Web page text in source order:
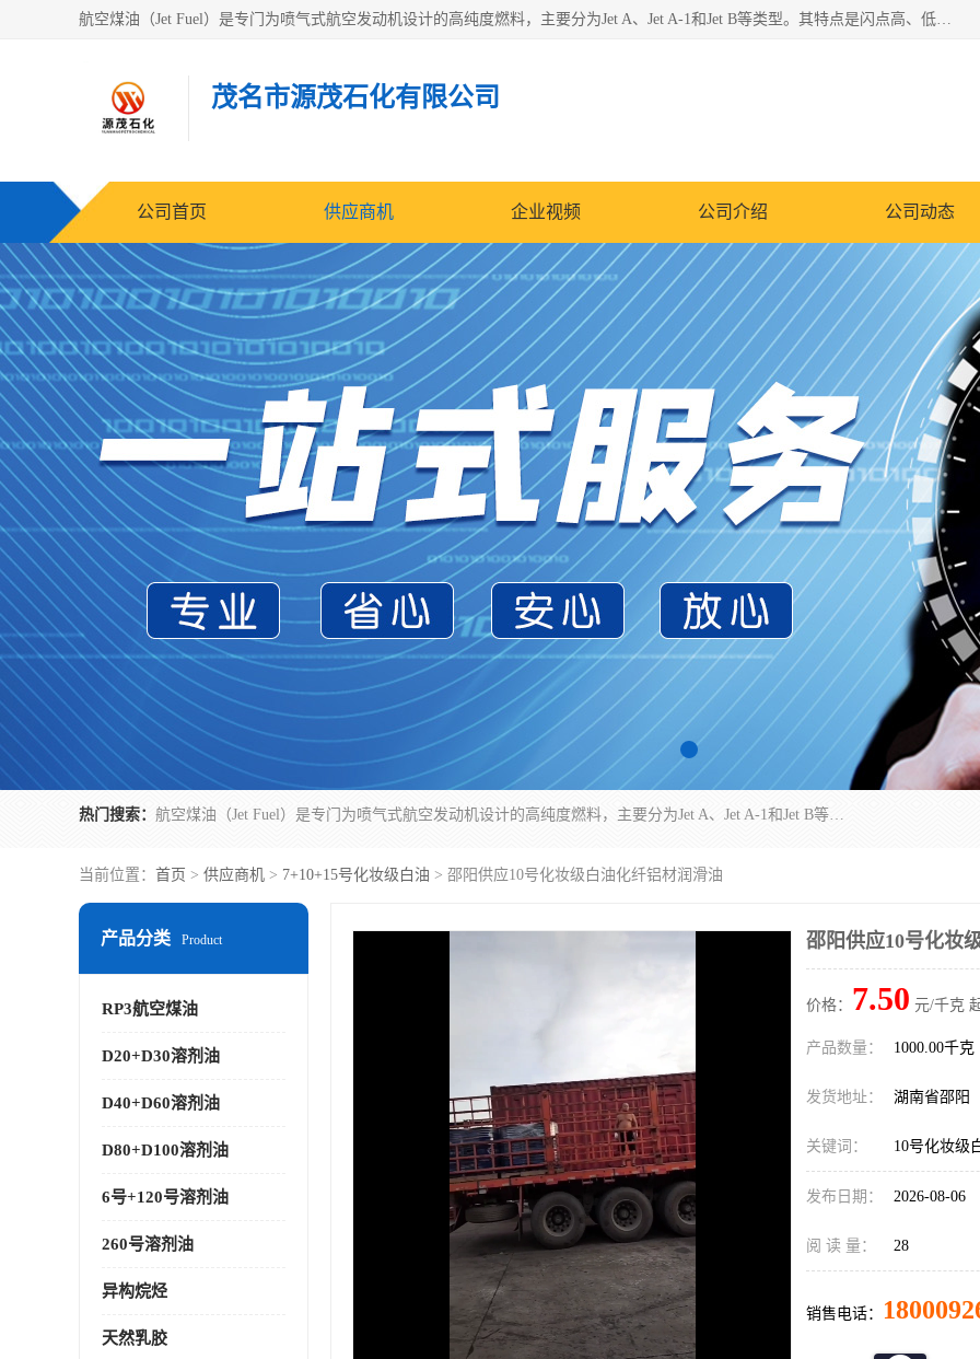
航空煤油（Jet Fuel）是专门为喷气式航空发动机设计的高纯度燃料，主要分为Jet A、Jet A-1和Jet B等类型。其特点是闪点高、低温流动性好，并添加了抗静电剂和抗氧化剂以确保飞行安全。航空煤油需
茂名市源茂石化有限公司
公司首页 供应商机 企业视频 公司介绍 公司动态
热门搜索： 航空煤油（Jet Fuel）是专门为喷气式航空发动机设计的高纯度燃料，主要分为Jet A、Jet A-1和Jet B等类型。其特点是闪点高、低温流动性好，并添加了抗静电剂和抗氧化剂以确保飞行安全。航空煤油需
当前位置： 首页 > 供应商机 > 7+10+15号化妆级白油 > 邵阳供应10号化妆级白油化纤铝材润滑油
产品分类 Product
RP3航空煤油
D20+D30溶剂油
D40+D60溶剂油
D80+D100溶剂油
6号+120号溶剂油
260号溶剂油
异构烷烃
天然乳胶
邵阳供应10号化妆
价格： 7.50 元/千克
产品数量： 1000.00千克
发货地址： 湖南省邵阳
关键词： 10号化妆级
发布日期： 2026-08-06
阅 读 量： 28
销售电话：